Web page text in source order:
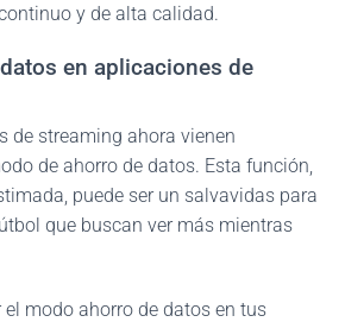
y de alta calidad.
en aplicaciones de
de streaming ahora vienen
de ahorro de datos. Esta función,
puede ser un salvavidas para
que buscan ver más mientras
modo ahorro de datos en tus